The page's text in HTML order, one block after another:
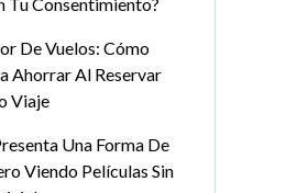
De Vuelos: Cómo
Ahorrar Al Reservar
Viaje
Una Forma De
Viendo Películas Sin